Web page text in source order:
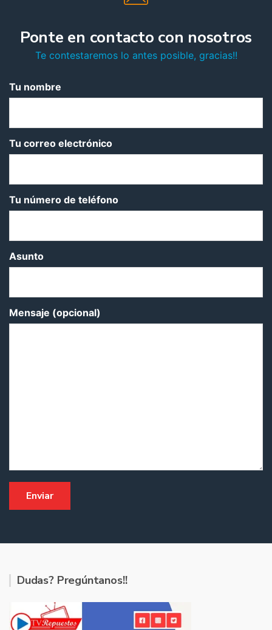
Ponte en contacto con nosotros
Te contestaremos lo antes posible, gracias!!
Tu nombre
Tu correo electrónico
Tu número de teléfono
Asunto
Mensaje (opcional)
Dudas? Pregúntanos!!